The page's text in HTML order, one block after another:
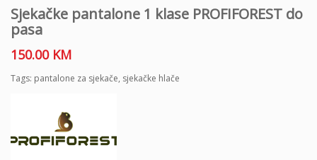
Sjekačke pantalone 1 klase PROFIFOREST do
pasa
150.00 KM
Tags: pantalone za sjekače, sjekačke hlače